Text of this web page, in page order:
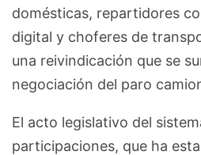
domésticas, repartidores
digital y choferes de
una reivindicación que se
negociación del paro
El acto legislativo del
participaciones, que ha